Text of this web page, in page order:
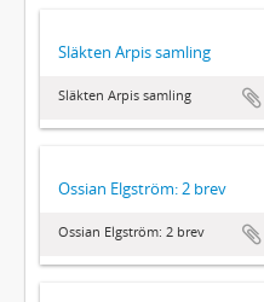
Släkten Arpis samling
Släkten Arpis samling
Ossian Elgström: 2 brev
Ossian Elgström: 2 brev